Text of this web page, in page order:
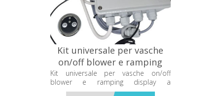
Kit universale per vasche
on/off blower e ramping
display a membrana KB-UK
Kit universale per vasche on/off
blower e ramping display a
membrana KB-UK